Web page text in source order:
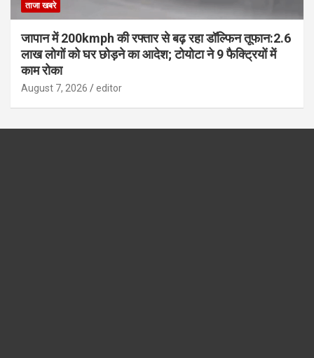
ताजा खबरे
जापान में 200kmph की रफ्तार से बढ़ रहा डॉल्फिन तूफान:2.6
लाख लोगों को घर छोड़ने का आदेश; टोयोटा ने 9 फैक्ट्रियों में
काम रोका
August 7, 2026 editor